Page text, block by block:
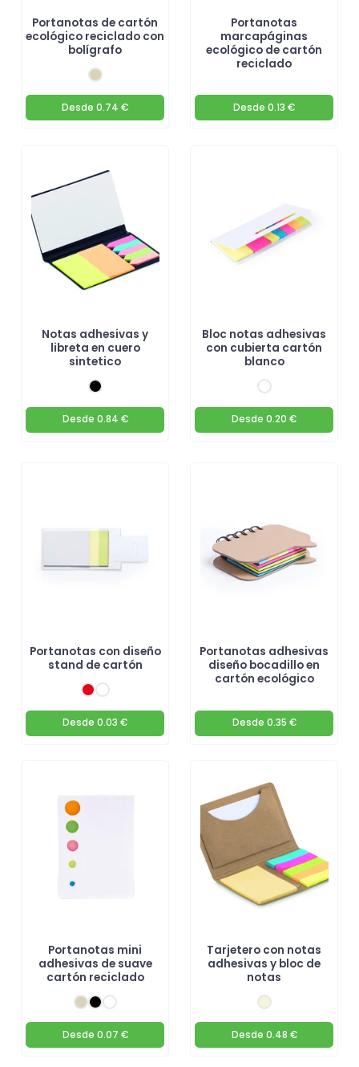
Portanotas de cartón
ecológico reciclado con
bolígrafo
Desde 0.74 €
Portanotas
marcapáginas
ecológico de cartón
reciclado
Desde 0.13 €
Notas adhesivas y
libreta en cuero
sintetico
Desde 0.84 €
Bloc notas adhesivas
con cubierta cartón
blanco
Desde 0.20 €
Portanotas con diseño
stand de cartón
Desde 0.03 €
Portanotas adhesivas
diseño bocadillo en
cartón ecológico
Desde 0.35 €
Portanotas mini
adhesivas de suave
cartón reciclado
Desde 0.07 €
Tarjetero con notas
adhesivas y bloc de
notas
Desde 0.48 €